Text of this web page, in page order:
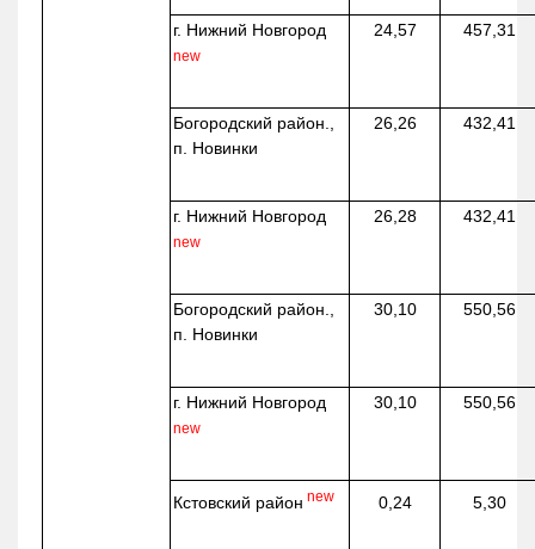
г. Нижний Новгород
new
24,57 457,31
Богородский район.,
п. Новинки
26,26 432,41
г. Нижний Новгород
new
26,28 432,41
Богородский район.,
п. Новинки
30,10 550,56
г. Нижний Новгород
new
30,10 550,56
Кстовский район new 0,24 5,30